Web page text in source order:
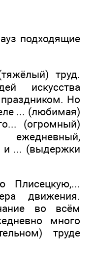
подходящие
труд.
искусства
Но
... (любимая)
(огромный)
ежедневный,
и ... (выдержки
движения.
во всём
много
труде